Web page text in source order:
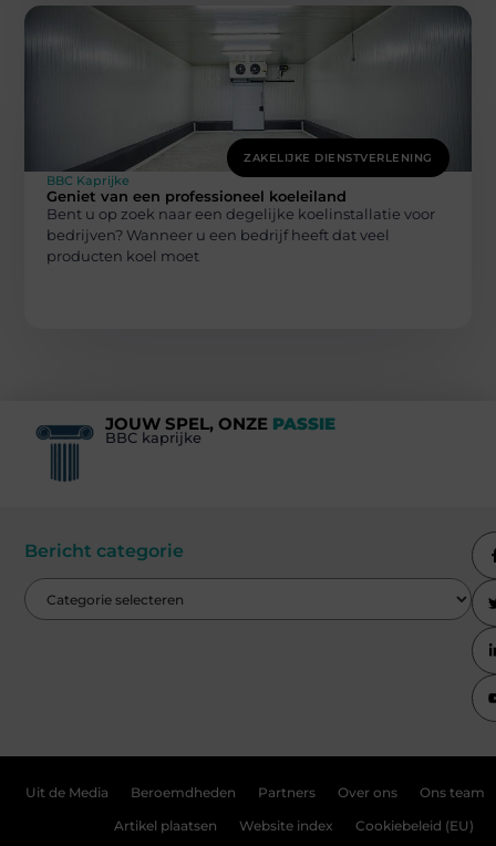
ZAKELIJKE DIENSTVERLENING
BBC Kaprijke
Geniet van een professioneel koeleiland
Bent u op zoek naar een degelijke koelinstallatie voor
bedrijven? Wanneer u een bedrijf heeft dat veel
producten koel moet
JOUW SPEL, ONZE PASSIE
BBC kaprijke
Bericht categorie
Uit de Media Beroemdheden Partners Over ons Ons team
Artikel plaatsen Website index Cookiebeleid (EU)